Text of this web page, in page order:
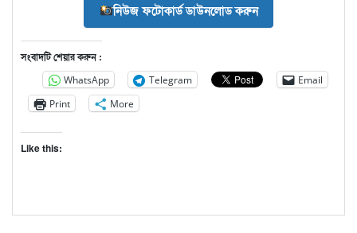
নিউজ ফটোকার্ড ডাউনলোড করুন
সংবাদটি শেয়ার করুন :
WhatsApp Telegram
Email
Print
More
Like this: